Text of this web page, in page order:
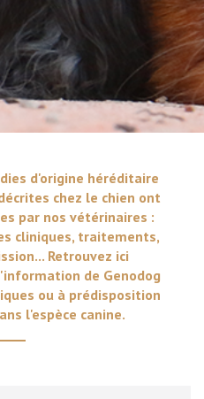
SCC.ASSO.FR
d'origine héréditaire
chez le chien ont
par nos vétérinaires :
cliniques, traitements,
Retrouvez ici
de Genodog
ou à prédisposition
l'espèce canine.